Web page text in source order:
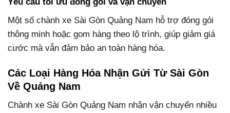
Một số chành xe Sài Gòn Quảng Nam hỗ trợ đóng gói
thông minh hoặc gom hàng theo lộ trình, giúp giảm giá
cước mà vẫn đảm bảo an toàn hàng hóa.
Các Loại Hàng Hóa Nhận Gửi Từ Sài Gòn
Về Quảng Nam
Chành xe Sài Gòn Quảng Nam nhận vận chuyển nhiều